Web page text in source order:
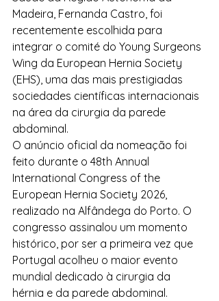
Madeira, Fernanda Castro, foi
recentemente escolhida para
integrar o comité do Young Surgeons
Wing da European Hernia Society
(EHS), uma das mais prestigiadas
sociedades científicas internacionais
na área da cirurgia da parede
abdominal.
O anúncio oficial da nomeação foi
feito durante o 48th Annual
International Congress of the
European Hernia Society 2026,
realizado na Alfândega do Porto. O
congresso assinalou um momento
histórico, por ser a primeira vez que
Portugal acolheu o maior evento
mundial dedicado à cirurgia da
hérnia e da parede abdominal.